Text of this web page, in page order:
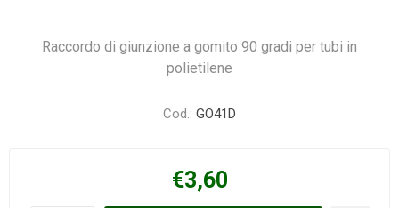
Raccordo di giunzione a gomito 90 gradi per tubi in
polietilene
Cod.: GO41D
€3,60